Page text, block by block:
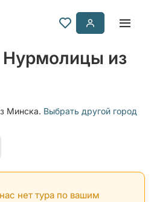
Нурмолицы из
Минска. Выбрать другой город
нет тура по вашим